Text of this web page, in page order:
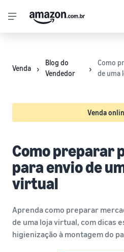
Venda
Blog do
Vendedor
Como
de uma
Venda
Como preparar
para envio de
virtual
Aprenda como preparar
de uma loja virtual, com dicas
higienização à montagem do